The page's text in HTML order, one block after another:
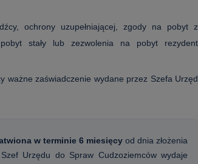
ochrony uzupełniającej, zgody na pobyt
stały lub zezwolenia na pobyt
ważne zaświadczenie wydane przez Szefa
w terminie 6 miesięcy od dnia złożenia
Urzędu do Spraw Cudzoziemców wydaje